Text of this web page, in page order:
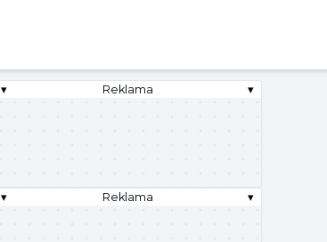
▾ Reklama ▾
▾ Reklama ▾